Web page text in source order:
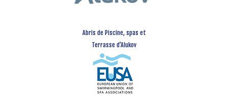
Abris de Piscine, spas et
Terrasse d’Alukov